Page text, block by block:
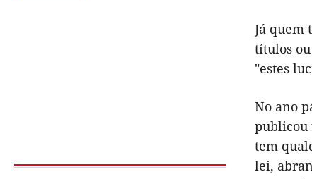
Já quem
títulos
"estes
No ano
publicou
tem
lei,